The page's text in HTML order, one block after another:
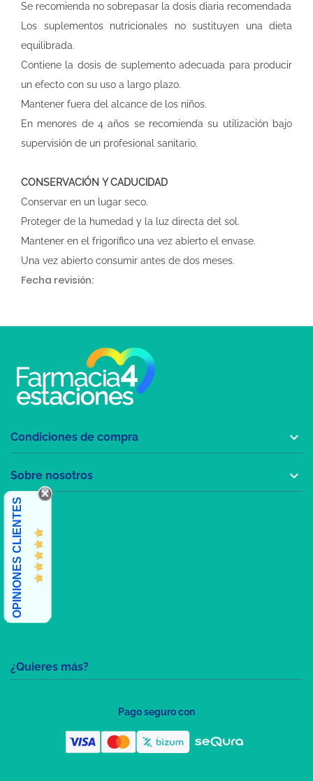
Se recomienda no sobrepasar la dosis diaria recomendada
Los suplementos nutricionales no sustituyen una dieta
equilibrada.
Contiene la dosis de suplemento adecuada para producir
un efecto con su uso a largo plazo.
Mantener fuera del alcance de los niños.
En menores de 4 años se recomienda su utilización bajo
supervisión de un profesional sanitario.
CONSERVACIÓN Y CADUCIDAD
Conservar en un lugar seco.
Proteger de la humedad y la luz directa del sol.
Mantener en el frigorífico una vez abierto el envase.
Una vez abierto consumir antes de dos meses.
Fecha revisión:
¿Quieres más?
Condiciones de compra 
Sobre nosotros 
OPINIONES CLIENTES
Pago seguro con